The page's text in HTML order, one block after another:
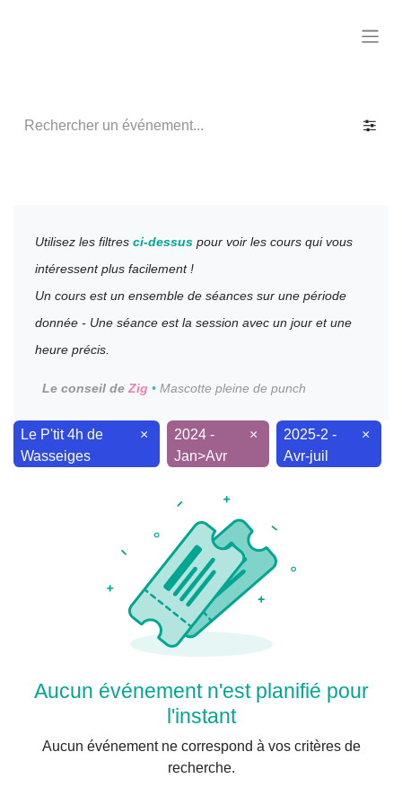
Utilisez les filtres ci-dessuspour voir les cours qui vous
intéressent plus facilement !
Un cours est un ensemble de séances sur une période
donnée - Une séance est la session avec un jour et une
heure précis.
Le conseil deZig •Mascotte pleine de punch
Le P'tit 4h de
Wasseiges
×
2024 -
Jan>Avr
×
2025-2 -
Avr-juil
×
Aucun événement n'est planifié pour
l'instant
Aucun événement ne correspond à vos critères de
recherche.